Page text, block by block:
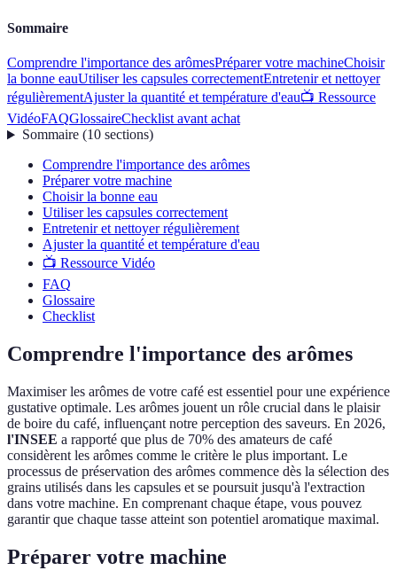
Sommaire
Comprendre l'importance des arômesPréparer votre machineChoisir
la bonne eauUtiliser les capsules correctementEntretenir et nettoyer
régulièrementAjuster la quantité et température d'eau📺 Ressource
VidéoFAQGlossaireChecklist avant achat
Sommaire(10 sections)
Comprendre l'importance des arômes
Préparer votre machine
Choisir la bonne eau
Utiliser les capsules correctement
Entretenir et nettoyer régulièrement
Ajuster la quantité et température d'eau
📺 Ressource Vidéo
FAQ
Glossaire
Checklist
Comprendre l'importance des arômes
Maximiser les arômes de votre café est essentiel pour une expérience
gustative optimale. Les arômes jouent un rôle crucial dans le plaisir
de boire du café, influençant notre perception des saveurs. En 2026,
l'INSEE a rapporté que plus de 70% des amateurs de café
considèrent les arômes comme le critère le plus important. Le
processus de préservation des arômes commence dès la sélection des
grains utilisés dans les capsules et se poursuit jusqu'à l'extraction
dans votre machine. En comprenant chaque étape, vous pouvez
garantir que chaque tasse atteint son potentiel aromatique maximal.
Préparer votre machine